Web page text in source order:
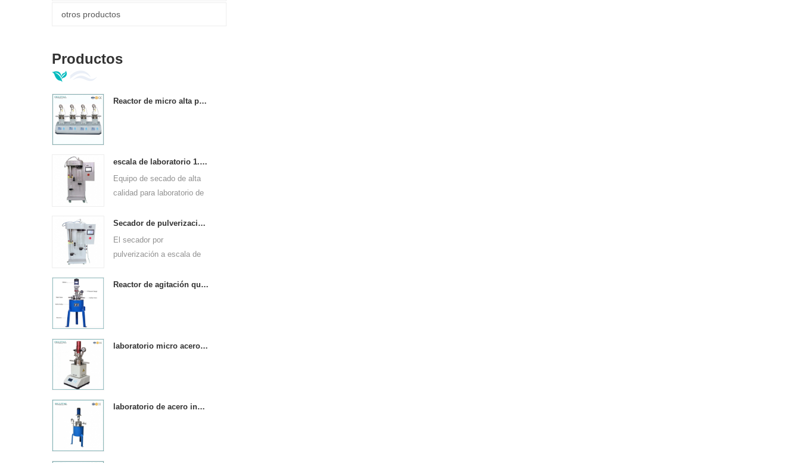
otros productos
Productos
Reactor de micro alta presión paralelo automático completo
escala de laboratorio 1.5l mini máquina secadora por aspersión
Equipo de secado de alta
calidad para laboratorio de
Secador de pulverización experimental de pequeña escala para laboratorios.
El secador por
pulverización a escala de
para la producción en
Reactor de agitación química de acero inoxidable de alta presión.
laboratorio micro acero inoxidable reactor de alta presión
laboratorio de acero inoxidable micro agitador de alta presión reactor